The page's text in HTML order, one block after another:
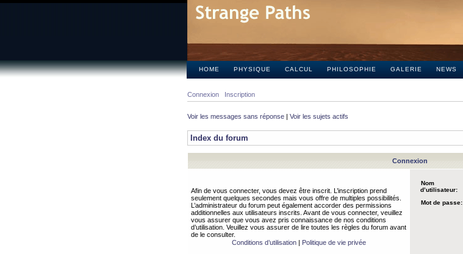
HOME PHYSIQUE CALCUL PHILOSOPHIE GALERIE NEWS
Connexion Inscription
Voir les messages sans réponse | Voir les sujets actifs
Index du forum
Connexion
Afin de vous connecter, vous devez être inscrit. L’inscription prend
seulement quelques secondes mais vous offre de multiples possibilités.
L’administrateur du forum peut également accorder des permissions
additionnelles aux utilisateurs inscrits. Avant de vous connecter, veuillez
vous assurer que vous avez pris connaissance de nos conditions
d’utilisation. Veuillez vous assurer de lire toutes les règles du forum avant
de le consulter.
Conditions d’utilisation| Politique de vie privée
Nom
d’utilisateur:
Mot de passe: